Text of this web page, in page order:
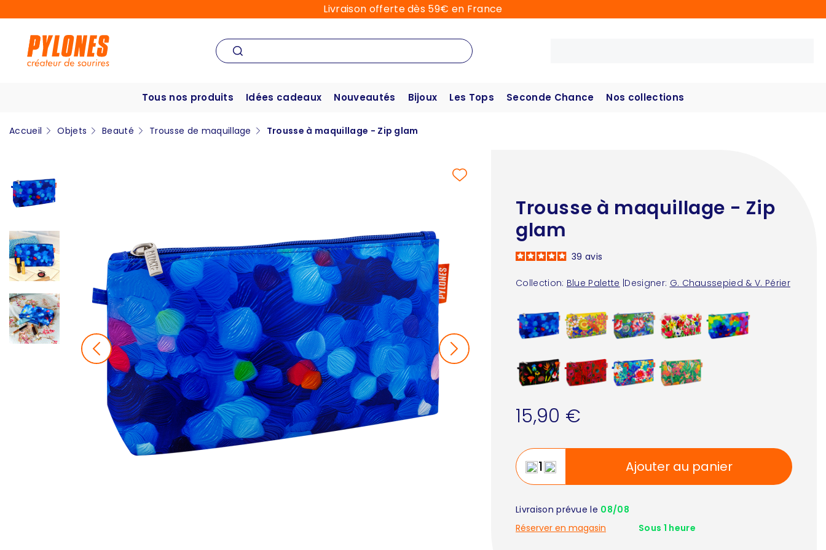
Livraison offerte dès 59€ en France
Tous nos produits Idées cadeaux Nouveautés Bijoux Les Tops Seconde Chance Nos collections
Accueil Objets Beauté Trousse de maquillage Trousse à maquillage - Zip glam
Trousse à maquillage - Zip
glam
Collection: Blue Palette Designer: G. Chaussepied & V. Périer
39 avis
15,90 €
Ajouter au panier
Livraison prévue le 08/08
Réserver en magasin
Sous 1 heure